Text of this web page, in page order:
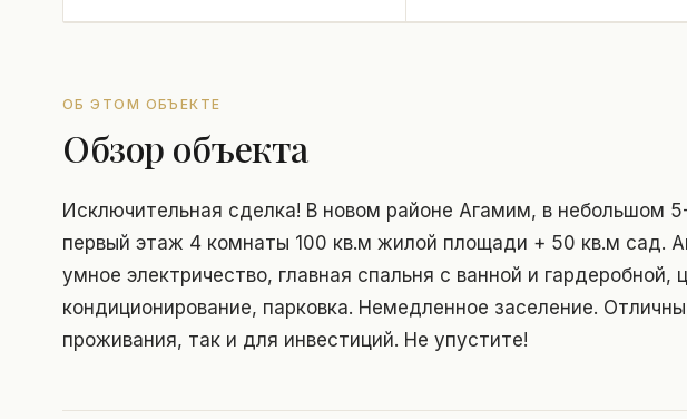
ОБ ЭТОМ ОБЪЕКТЕ
Обзор объекта
Исключительная сделка! В новом районе Агамим, в небольшом
первый этаж 4 комнаты 100 кв.м жилой площади + 50 кв.м сад.
умное электричество, главная спальня с ванной и гардеробной,
кондиционирование, парковка. Немедленное заселение.
проживания, так и для инвестиций. Не упустите!